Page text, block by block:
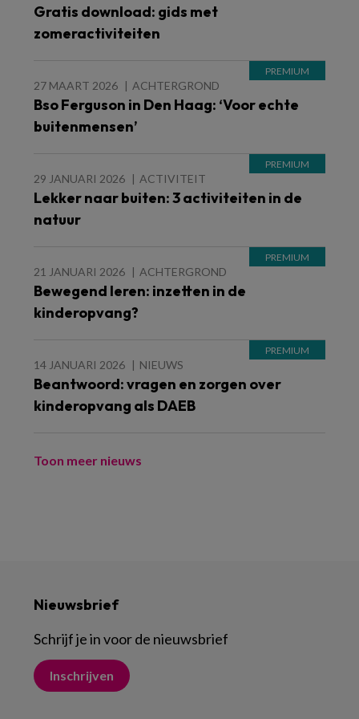
Gratis download: gids met
zomeractiviteiten
27 MAART 2026 ACHTERGROND
Bso Ferguson in Den Haag: ‘Voor echte
buitenmensen’
29 JANUARI 2026 ACTIVITEIT
Lekker naar buiten: 3 activiteiten in de
natuur
21 JANUARI 2026 ACHTERGROND
Bewegend leren: inzetten in de
kinderopvang?
14 JANUARI 2026 NIEUWS
Beantwoord: vragen en zorgen over
kinderopvang als DAEB
Toon meer nieuws
Nieuwsbrief
Schrijf je in voor de nieuwsbrief
Inschrijven